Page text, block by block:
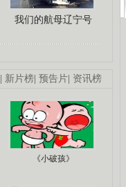
我们的航母辽宁号
| 新片榜| 预告片| 资讯榜
《小破孩》